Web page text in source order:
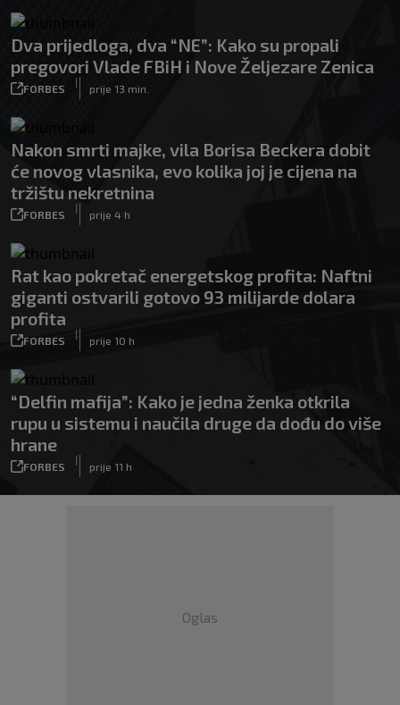
Dva prijedloga, dva “NE”: Kako su propali
pregovori Vlade FBiH i Nove Željezare Zenica
FORBES
|
prije 13 min.
Nakon smrti majke, vila Borisa Beckera dobit
će novog vlasnika, evo kolika joj je cijena na
tržištu nekretnina
FORBES
|
prije 4 h
Rat kao pokretač energetskog profita: Naftni
giganti ostvarili gotovo 93 milijarde dolara
profita
FORBES
|
prije 10 h
“Delfin mafija”: Kako je jedna ženka otkrila
rupu u sistemu i naučila druge da dođu do više
hrane
FORBES
|
prije 11 h
Oglas